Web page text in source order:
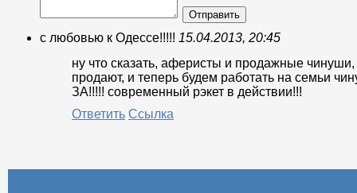
Отправить
c любовью к Одессе!!!!! 15.04.2013, 20:45
ну что сказать, аферисты и продажные
продают, и теперь будем работать на семьи
ЗА!!!!! современный рэкет в действии!!!
Ответить Ссылка